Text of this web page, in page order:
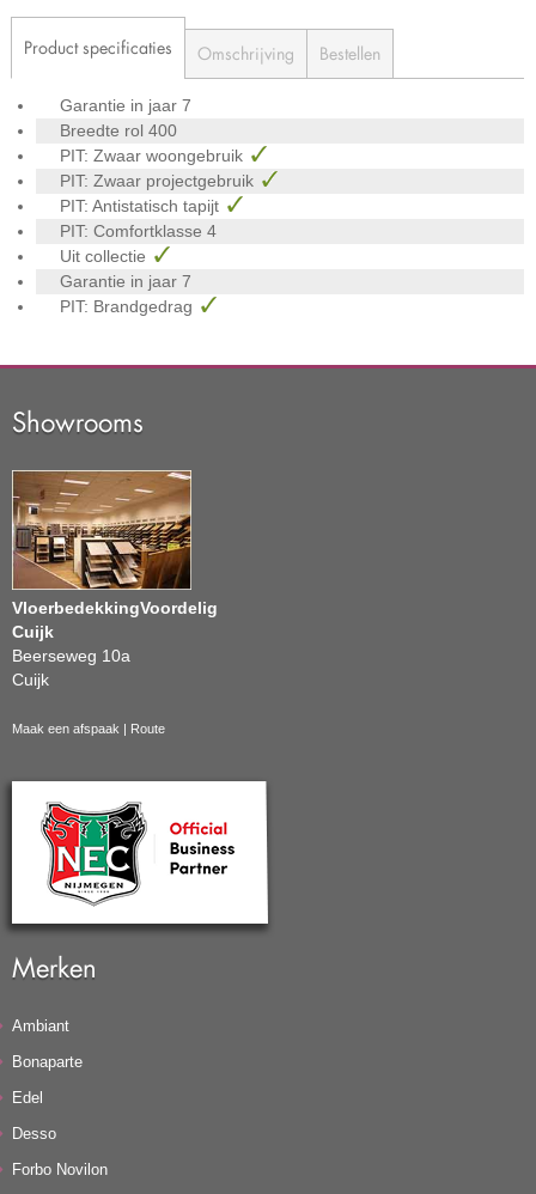
Product specificaties Omschrijving Bestellen
Garantie in jaar 7
Breedte rol 400
PIT: Zwaar woongebruik
PIT: Zwaar projectgebruik
PIT: Antistatisch tapijt
PIT: Comfortklasse 4
Uit collectie
Garantie in jaar 7
PIT: Brandgedrag
Showrooms
VloerbedekkingVoordelig
Cuijk
Beerseweg 10a
Cuijk
Maak een afspaak | Route
Merken
Ambiant
Bonaparte
Edel
Desso
Forbo Novilon